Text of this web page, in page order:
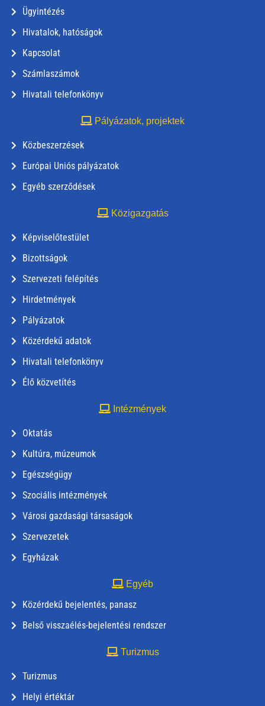
Ügyintézés
Hivatalok, hatóságok
Kapcsolat
Számlaszámok
Hivatali telefonkönyv
Pályázatok, projektek
Közbeszerzések
Európai Uniós pályázatok
Egyéb szerződések
Közigazgatás
Képviselőtestület
Bizottságok
Szervezeti felépítés
Hirdetmények
Pályázatok
Közérdekű adatok
Hivatali telefonkönyv
Élő közvetítés
Intézmények
Oktatás
Kultúra, múzeumok
Egészségügy
Szociális intézmények
Városi gazdasági társaságok
Szervezetek
Egyházak
Egyéb
Közérdekű bejelentés, panasz
Belső visszaélés-bejelentési rendszer
Turizmus
Turizmus
Helyi értéktár